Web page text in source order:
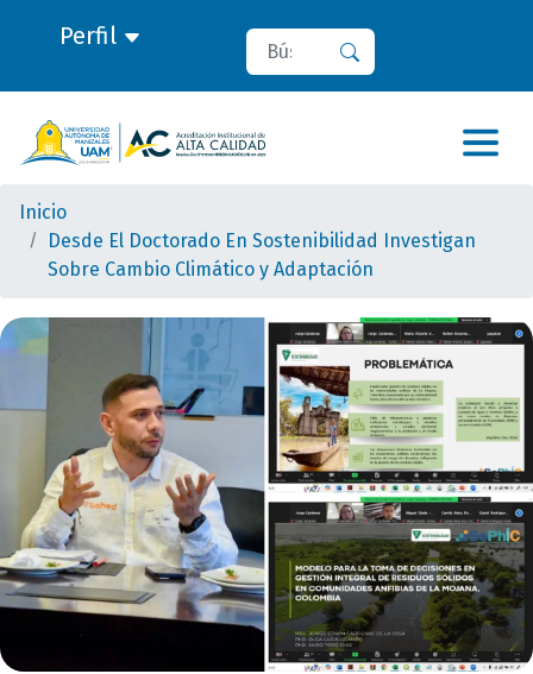
Perfil Buscar
Inicio
Desde El Doctorado En Sostenibilidad Investigan
Sobre Cambio Climático y Adaptación